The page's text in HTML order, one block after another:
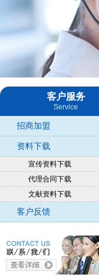
客户服务
Service
招商加盟
资料下载
宣传资料下载
代理合同下载
文献资料下载
客户反馈